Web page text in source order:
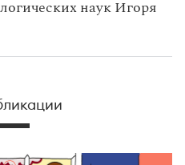
наук Игоря